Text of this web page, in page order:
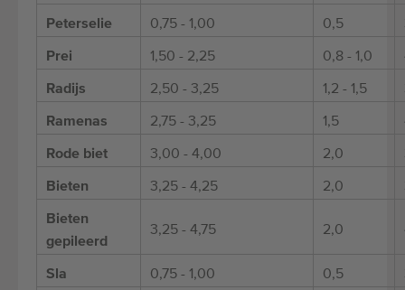
Peterselie 0,75 - 1,00 0,5
Prei 1,50 - 2,25 0,8 - 1,0
Radijs 2,50 - 3,25 1,2 - 1,5
Ramenas 2,75 - 3,25 1,5
Rode biet 3,00 - 4,00 2,0
Bieten 3,25 - 4,25 2,0
Bieten
gepileerd
3,25 - 4,75 2,0
Sla 0,75 - 1,00 0,5